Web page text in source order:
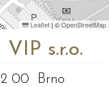
Leaflet | ©OpenStreetMap
s.r.o.
00 Brno